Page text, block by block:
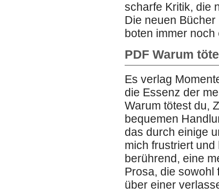
scharfe Kritik, die
Die neuen
boten immer
PDF Warum
Es verlag
die Essenz der
Warum tötest du,
bequemen
das durch einige
mich frustriert
berührend, eine
Prosa, die sowohl
über einer